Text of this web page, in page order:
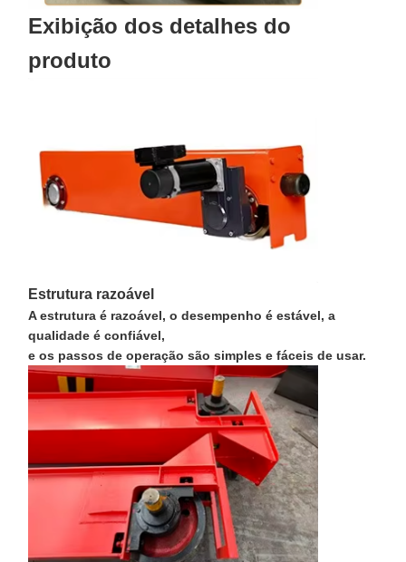
Casa Produtos Vídeos
Quem
Somos
Exibição dos detalhes do
produto
Estrutura razoável
A estrutura é razoável, o desempenho é estável, a
qualidade é confiável,
e os passos de operação são simples e fáceis de usar.